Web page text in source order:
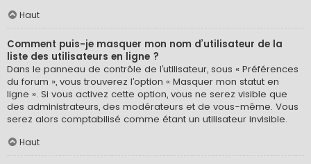
Haut
Comment puis-je masquer mon nom d’utilisateur de la
liste des utilisateurs en ligne ?
Dans le panneau de contrôle de l’utilisateur, sous « Préférences
du forum », vous trouverez l’option « Masquer mon statut en
ligne ». Si vous activez cette option, vous ne serez visible que
des administrateurs, des modérateurs et de vous-même. Vous
serez alors comptabilisé comme étant un utilisateur invisible.
Haut